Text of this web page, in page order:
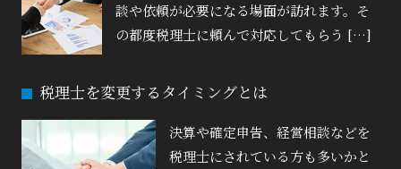
談や依頼が必要になる場面が訪れます。そ
の都度税理士に頼んで対応してもらう […]
税理士を変更するタイミングとは
決算や確定申告、経営相談などを
税理士にされている方も多いかと